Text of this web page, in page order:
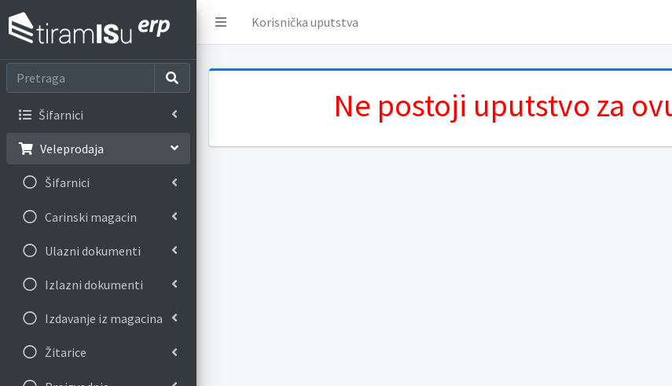
Korisnička uputstva
Šifarnici
Veleprodaja
Šifarnici
Carinski magacin
Ulazni dokumenti
Izlazni dokumenti
Izdavanje iz magacina
Žitarice
Ne postoji uputstvo za